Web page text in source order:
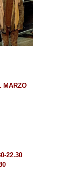
MARZO
22.30